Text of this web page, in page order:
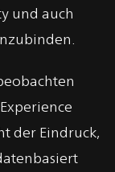
und auch
der Eindruck,